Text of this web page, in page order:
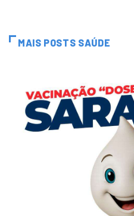
MAIS POSTS SAÚDE